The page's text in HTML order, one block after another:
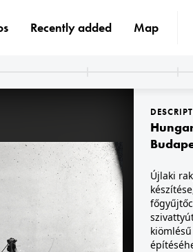
1913 · Oravský Podzámok
Árva vára.
Újlaki
Recently added Map